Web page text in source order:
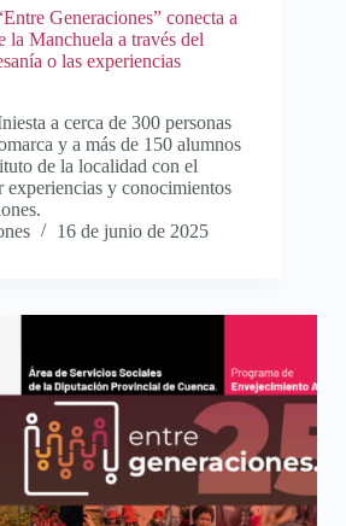
Generaciones” conecta a
la Manchuela a través del
o las experiencias
a cerca de 300 personas
y a más de 150 alumnos
de la localidad con el
y conocimientos
16 de junio de 2025